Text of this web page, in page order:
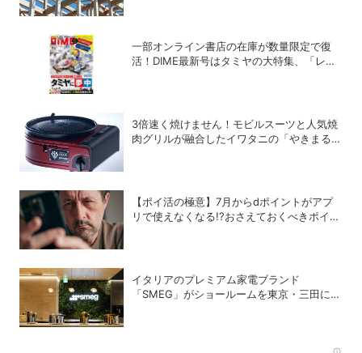
一部オンライン書店の在庫が数量限定で復
活！DIME最新号はタミヤの大特集、「レッ
3倍速く焼けません！モビルスーツと人気焼
肉グリルが融合したイワタニの「やきまる
【ポイ活の極意】7月からdポイントがアプ
リで使えなくなる!?おさえておくべきポイン
イタリアのプレミアム家電ブランド
「SMEG」がショールームを東京・三田にオ